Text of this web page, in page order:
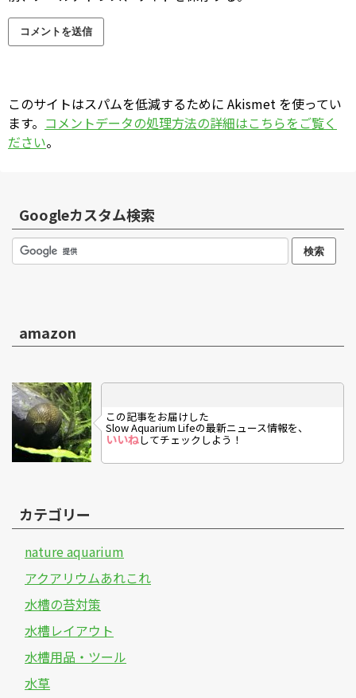
このサイトはスパムを低減するために Akismet を使ってい
ます。 コメントデータの処理方法の詳細はこちらをご覧く
ださい。
Googleカスタム検索
amazon
この記事をお届けした
Slow Aquarium Lifeの最新ニュース情報を、
いいねしてチェックしよう！
カテゴリー
nature aquarium
アクアリウムあれこれ
水槽の苔対策
水槽レイアウト
水槽用品・ツール
水草